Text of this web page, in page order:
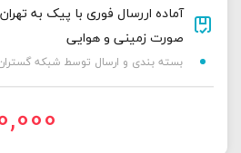
آماده اررسال فوری با پیک به
صورت زمینی و هوایی
بسته بندی و ارسال توسط شبکه